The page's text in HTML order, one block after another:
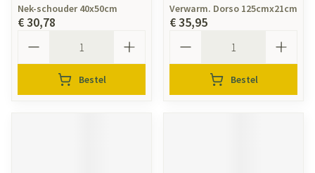
Nek-schouder 40x50cm
€ 30,78
Bestel
Verwarm. Dorso 125cmx21cm
€ 35,95
Bestel